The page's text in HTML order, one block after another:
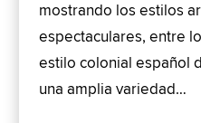
mostrando los estilos
espectaculares, entre
estilo colonial español
una amplia variedad…